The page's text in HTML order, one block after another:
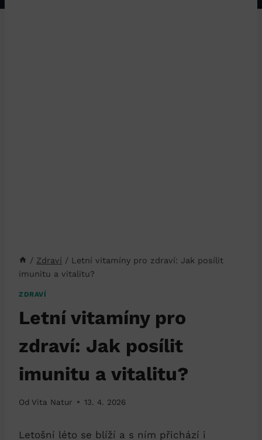
/ Zdraví / Letní vitamíny pro zdraví: Jak posílit
imunitu a vitalitu?
ZDRAVÍ
Letní vitamíny pro
zdraví: Jak posílit
imunitu a vitalitu?
Od Vita Natur 13. 4. 2026
Letošní léto se blíží a s ním přichází i